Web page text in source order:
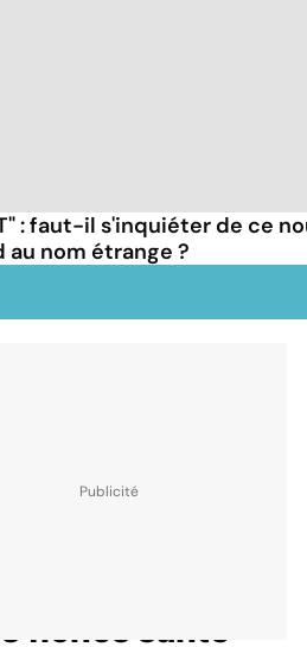
: faut-il s'inquiéter de ce
au nom étrange ?
fiches santé